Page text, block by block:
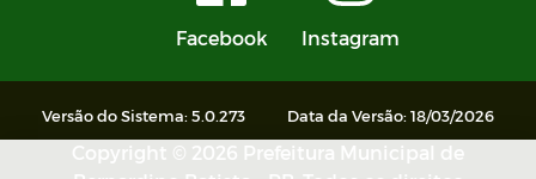
Facebook Instagram
Versão do Sistema: 5.0.273 Data da Versão: 18/03/2026
Copyright © 2026 Prefeitura Municipal de